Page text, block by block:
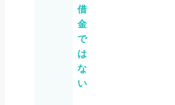
借
金
で
は
な
い